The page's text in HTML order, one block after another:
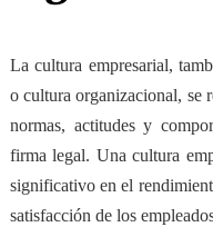
La cultura empresarial,
o cultura organizacional, se
normas, actitudes y
firma legal. Una cultura
significativo en el
satisfacción de los